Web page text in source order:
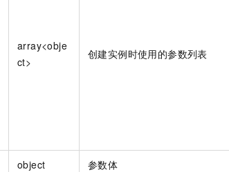
array<obje
ct>
创建实例时使用的参数列表
object 参数体